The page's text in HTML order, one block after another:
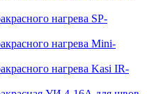
нагрева SP-
нагрева Mini-
нагрева Kasi IR-